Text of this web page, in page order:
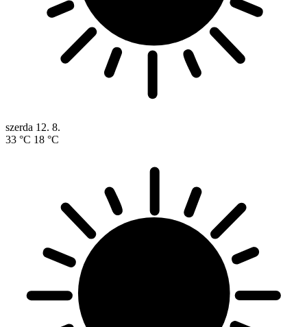
szerda 12. 8.
33 °C 18 °C